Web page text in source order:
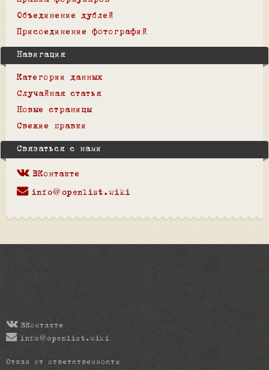
Объединение дублей
Присоединение фотографий
Навигация
Категории данных
Случайная статья
Новые страницы
Свежие правки
Связаться с нами
ВКонтакте
info@openlist.wiki
ВКонтакте
info@openlist.wiki
Отказ от ответственности